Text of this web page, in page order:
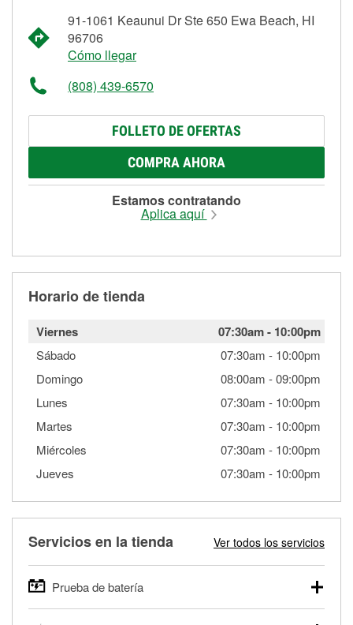
91-1061 Keaunui Dr Ste 650 Ewa Beach, HI
96706
Cómo llegar
(808) 439-6570
FOLLETO DE OFERTAS
COMPRA AHORA
Estamos contratando
Aplica aquí
Horario de tienda
Viernes 07:30am- 10:00pm
Sábado 07:30am - 10:00pm
Domingo
08:00am -09:00pm
Lunes
07:30am - 10:00pm
Martes
07:30am - 10:00pm
Miércoles
07:30am - 10:00pm
Jueves
07:30am - 10:00pm
Servicios en la tienda Ver todos los servicios
Prueba de batería